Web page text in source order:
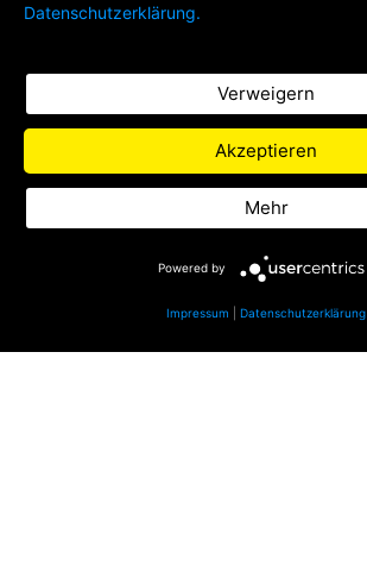
produzieren wir mit
verschiedenen Themen.
Impressum
Datenschutzerklärung.
Verweigern
Akzeptieren
Mehr
Powered by
Impressum Datenschutzerklärung